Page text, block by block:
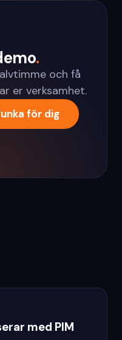
.
och få
er verksamhet.
för dig
med PIM